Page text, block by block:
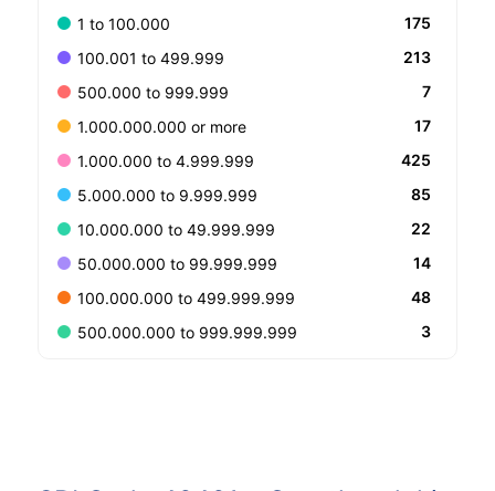
1 to 100.000
175
100.001 to 499.999
213
500.000 to 999.999
7
1.000.000.000 or more
17
1.000.000 to 4.999.999
425
5.000.000 to 9.999.999
85
10.000.000 to 49.999.999
22
50.000.000 to 99.999.999
14
100.000.000 to 499.999.999
48
500.000.000 to 999.999.999
3